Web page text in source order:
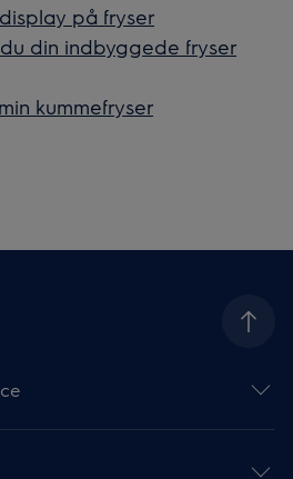
display på fryser
din indbyggede fryser
kummefryser